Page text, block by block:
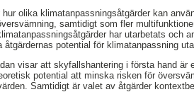
olika klimatanpassningsåtgärder kan
samtidigt som fler
har utarbetats och
åtgärdernas potential för klimatanpassning
visar att skyfallshantering i första hand
potential att minska risken för
Samtidigt är valet av åtgärder